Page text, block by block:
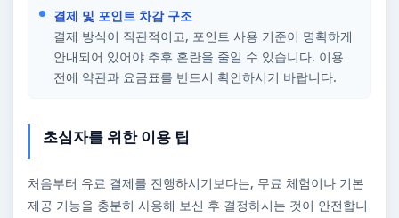
결제 및 포인트 차감 구조
결제 방식이 직관적이고, 포인트 사용 기준이 명확하게
안내되어 있어야 추후 혼란을 줄일 수 있습니다. 이용
전에 약관과 요금표를 반드시 확인하시기 바랍니다.
초심자를 위한 이용 팁
처음부터 유료 결제를 진행하시기보다는, 무료 체험이나 기본
제공 기능을 충분히 사용해 보신 후 결정하시는 것이 안전합니